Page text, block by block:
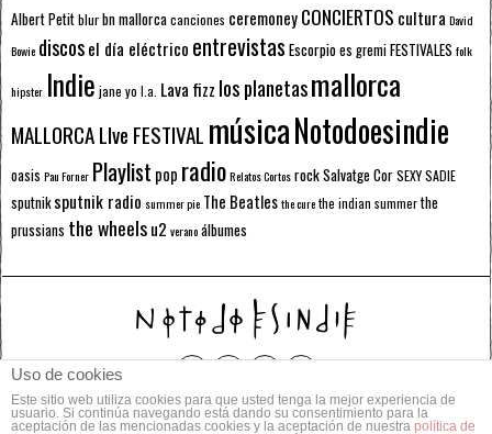
Albert Petitblurbn mallorcacanciones ceremoneyCONCIERTOS cultura David
Bowie discosel día eléctrico entrevistas Escorpioes gremiFESTIVALES folk
hipster Indie jane yo l.a. Lava fizz los planetasmallorca
MALLORCA LIve FESTIVAL músicaNotodoesindie
oasis Pau Forner Playlist pop radioRelatos CortosrockSalvatge CorSEXY SADIE
sputnik sputnik radio summer pie The Beatlesthe curethe indian summerthe
prussians the wheelsu2 veranoálbumes
© 2014 Todos los derechos reservados.
Uso de cookies
Este sitio web utiliza cookies para que usted tenga la mejor experiencia de
usuario. Si continúa navegando está dando su consentimiento para la
aceptación de las mencionadas cookies y la aceptación de nuestra política de